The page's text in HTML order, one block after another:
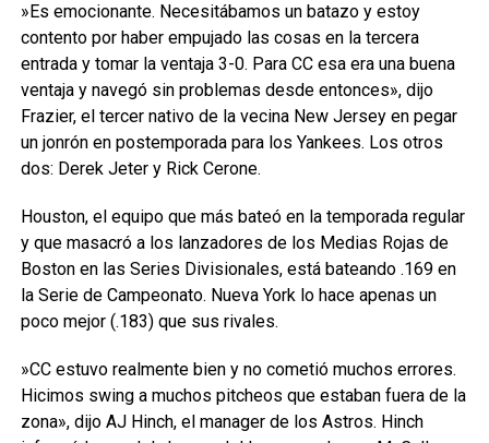
»Es emocionante. Necesitábamos un batazo y estoy
contento por haber empujado las cosas en la tercera
entrada y tomar la ventaja 3-0. Para CC esa era una buena
ventaja y navegó sin problemas desde entonces», dijo
Frazier, el tercer nativo de la vecina New Jersey en pegar
un jonrón en postemporada para los Yankees. Los otros
dos: Derek Jeter y Rick Cerone.
Houston, el equipo que más bateó en la temporada regular
y que masacró a los lanzadores de los Medias Rojas de
Boston en las Series Divisionales, está bateando .169 en
la Serie de Campeonato. Nueva York lo hace apenas un
poco mejor (.183) que sus rivales.
»CC estuvo realmente bien y no cometió muchos errores.
Hicimos swing a muchos pitcheos que estaban fuera de la
zona», dijo AJ Hinch, el manager de los Astros. Hinch